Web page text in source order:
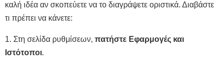
καλή ιδέα αν σκοπεύετε να το διαγράψετε οριστικά. Διαβάστε
τι πρέπει να κάνετε:
1. Στη σελίδα ρυθμίσεων, πατήστε Εφαρμογές και
Ιστότοποι.